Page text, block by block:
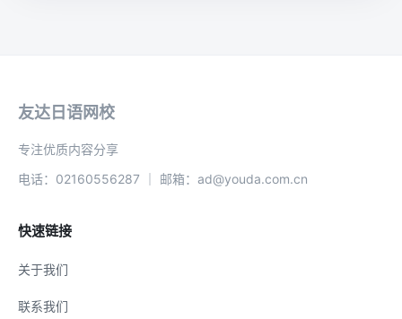
友达日语网校
专注优质内容分享
电话：02160556287 ｜ 邮箱：ad@youda.com.cn
快速链接
关于我们
联系我们